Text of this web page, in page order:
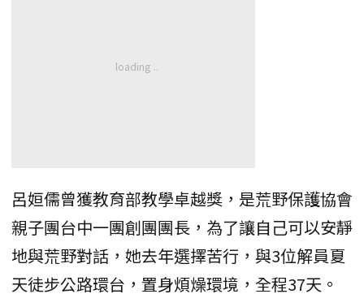
呂姮儒曾獲教育部教學卓越獎，是荒野保護協會
親子團台中一團創團團長，為了讓自己可以安靜
地與荒野對話，她去年選擇苦行，與3位解員夏
天徒步公路環台，置身煩燥環境，全程37天。